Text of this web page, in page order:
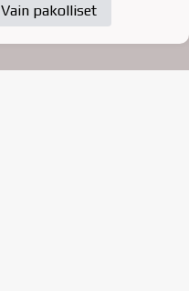
Vain pakolliset